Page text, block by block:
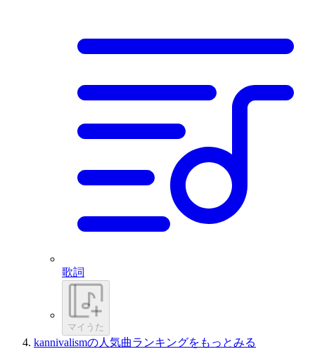
歌詞
マイうた
kannivalismの人気曲ランキングをもっとみる